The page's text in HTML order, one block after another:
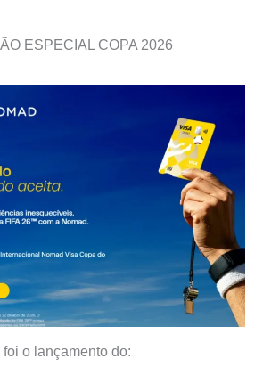
ESPECIAL COPA 2026
o lançamento do: